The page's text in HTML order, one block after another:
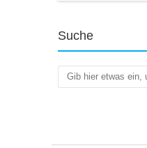
Suche
Suchen